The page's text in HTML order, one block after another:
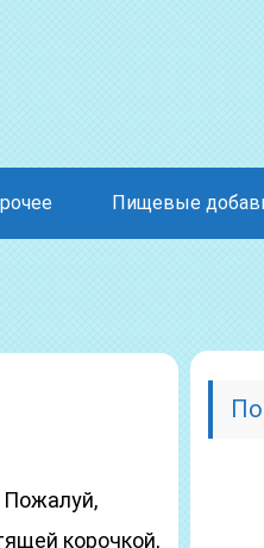
Пищевые
Пожалуй,
корочкой,